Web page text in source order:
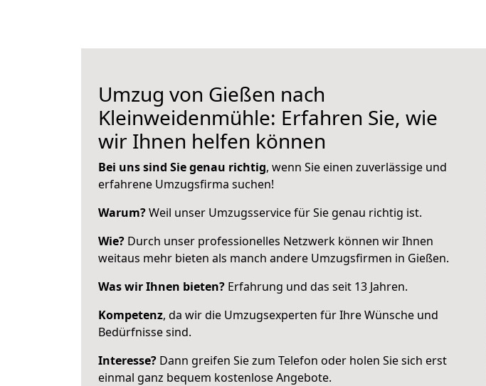
Umzug von Gießen nach
Kleinweidenmühle: Erfahren Sie, wie
wir Ihnen helfen können
Bei uns sind Sie genau richtig, wenn Sie einen zuverlässige und
erfahrene Umzugsfirma suchen!
Warum?Weil unser Umzugsservice für Sie genau richtig ist.
Wie? Durch unser professionelles Netzwerk können wir Ihnen
weitaus mehr bieten als manch andere Umzugsfirmen in Gießen.
Was wir Ihnen bieten? Erfahrung und das seit 13 Jahren.
Kompetenz, da wir die Umzugsexperten für Ihre Wünsche und
Bedürfnisse sind.
Interesse? Dann greifen Sie zum Telefon oder holen Sie sich erst
einmal ganz bequem kostenlose Angebote.